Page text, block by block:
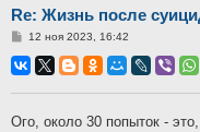
Re: Жизнь после
Сообщение
12 ноя 2023, 16:42
Ого, около 30 попыток -